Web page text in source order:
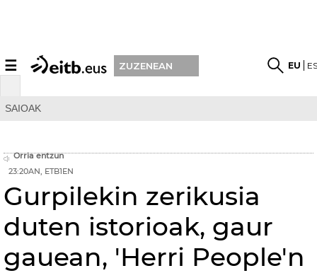
☰ ZUZENEAN EU
SAIOAK
Orria entzun
23:20AN, ETB1EN
Gurpilekin zerikusia
duten istorioak, gaur
gauean, 'Herri People'n